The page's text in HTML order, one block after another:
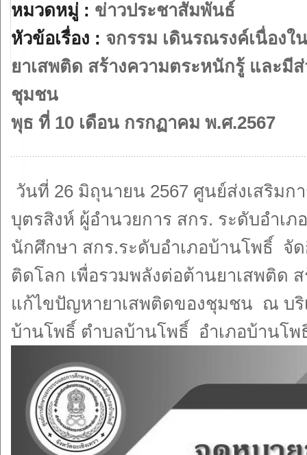
หมวดหมู่ : ข่าวประชาสัมพันธ์
หัวข้อเรื่อง : จกรรม เดินรณรงค์เนื่อง
ยาเสพติด สร้างความตระหนักรู้ และ
ชุมชน
พุธ ที่ 10 เดือน กรกฏาคม พ.ศ.2567
วันที่ 26 มิถุนายน 2567 ศูนย์ส่งเสริมก
บุตรสิงห์ ผู้อำนวยการ สกร. ระดับอำเ
นักศึกษา สกร.ระดับอำเภอบ้านโพธิ์ จั
ติดโลก เพื่อรวมพลังต่อต้านยาเสพติด
แก้ไขปัญหายาเสพติดของชุมชน ณ บริ
บ้านโพธิ์ ตำบลบ้านโพธิ์ อำเภอบ้านโพ